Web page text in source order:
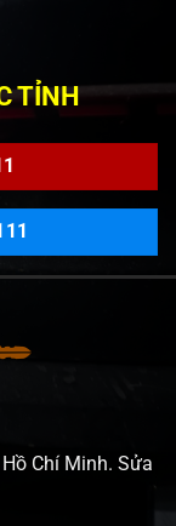
TỈNH
Chí Minh. Sửa